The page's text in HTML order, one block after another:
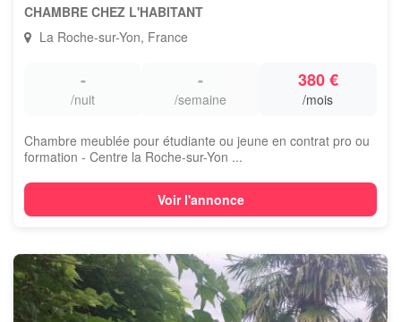
CHAMBRE CHEZ L'HABITANT
La Roche-sur-Yon, France
-
/nuit
-
/semaine
380 €
/mois
Chambre meublée pour étudiante ou jeune en contrat pro ou
formation - Centre la Roche-sur-Yon ...
Voir l'annonce